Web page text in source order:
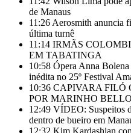
de Manaus
11:26 Aerosmith anuncia
última turnê
11:14 IRMÃS
EM TABATINGA
10:58 Ópera Anna
inédita no 25º Festival
10:36 CAPIVARA FILÓ
POR MARINHO
12:49 VÍDEO: Suspeitos
dentro de bueiro em
12:32 Kim Kardashian